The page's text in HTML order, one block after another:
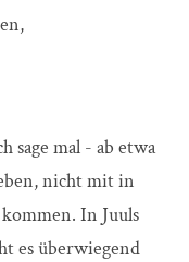
sage mal - ab etwa
nicht mit in
In Juuls
es überwiegend